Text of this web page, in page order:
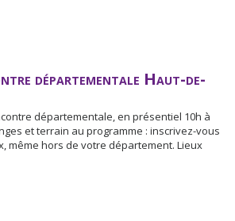
départementale Haut-de-
départementale, en présentiel 10h à
et terrain au programme : inscrivez-vous
même hors de votre département. Lieux